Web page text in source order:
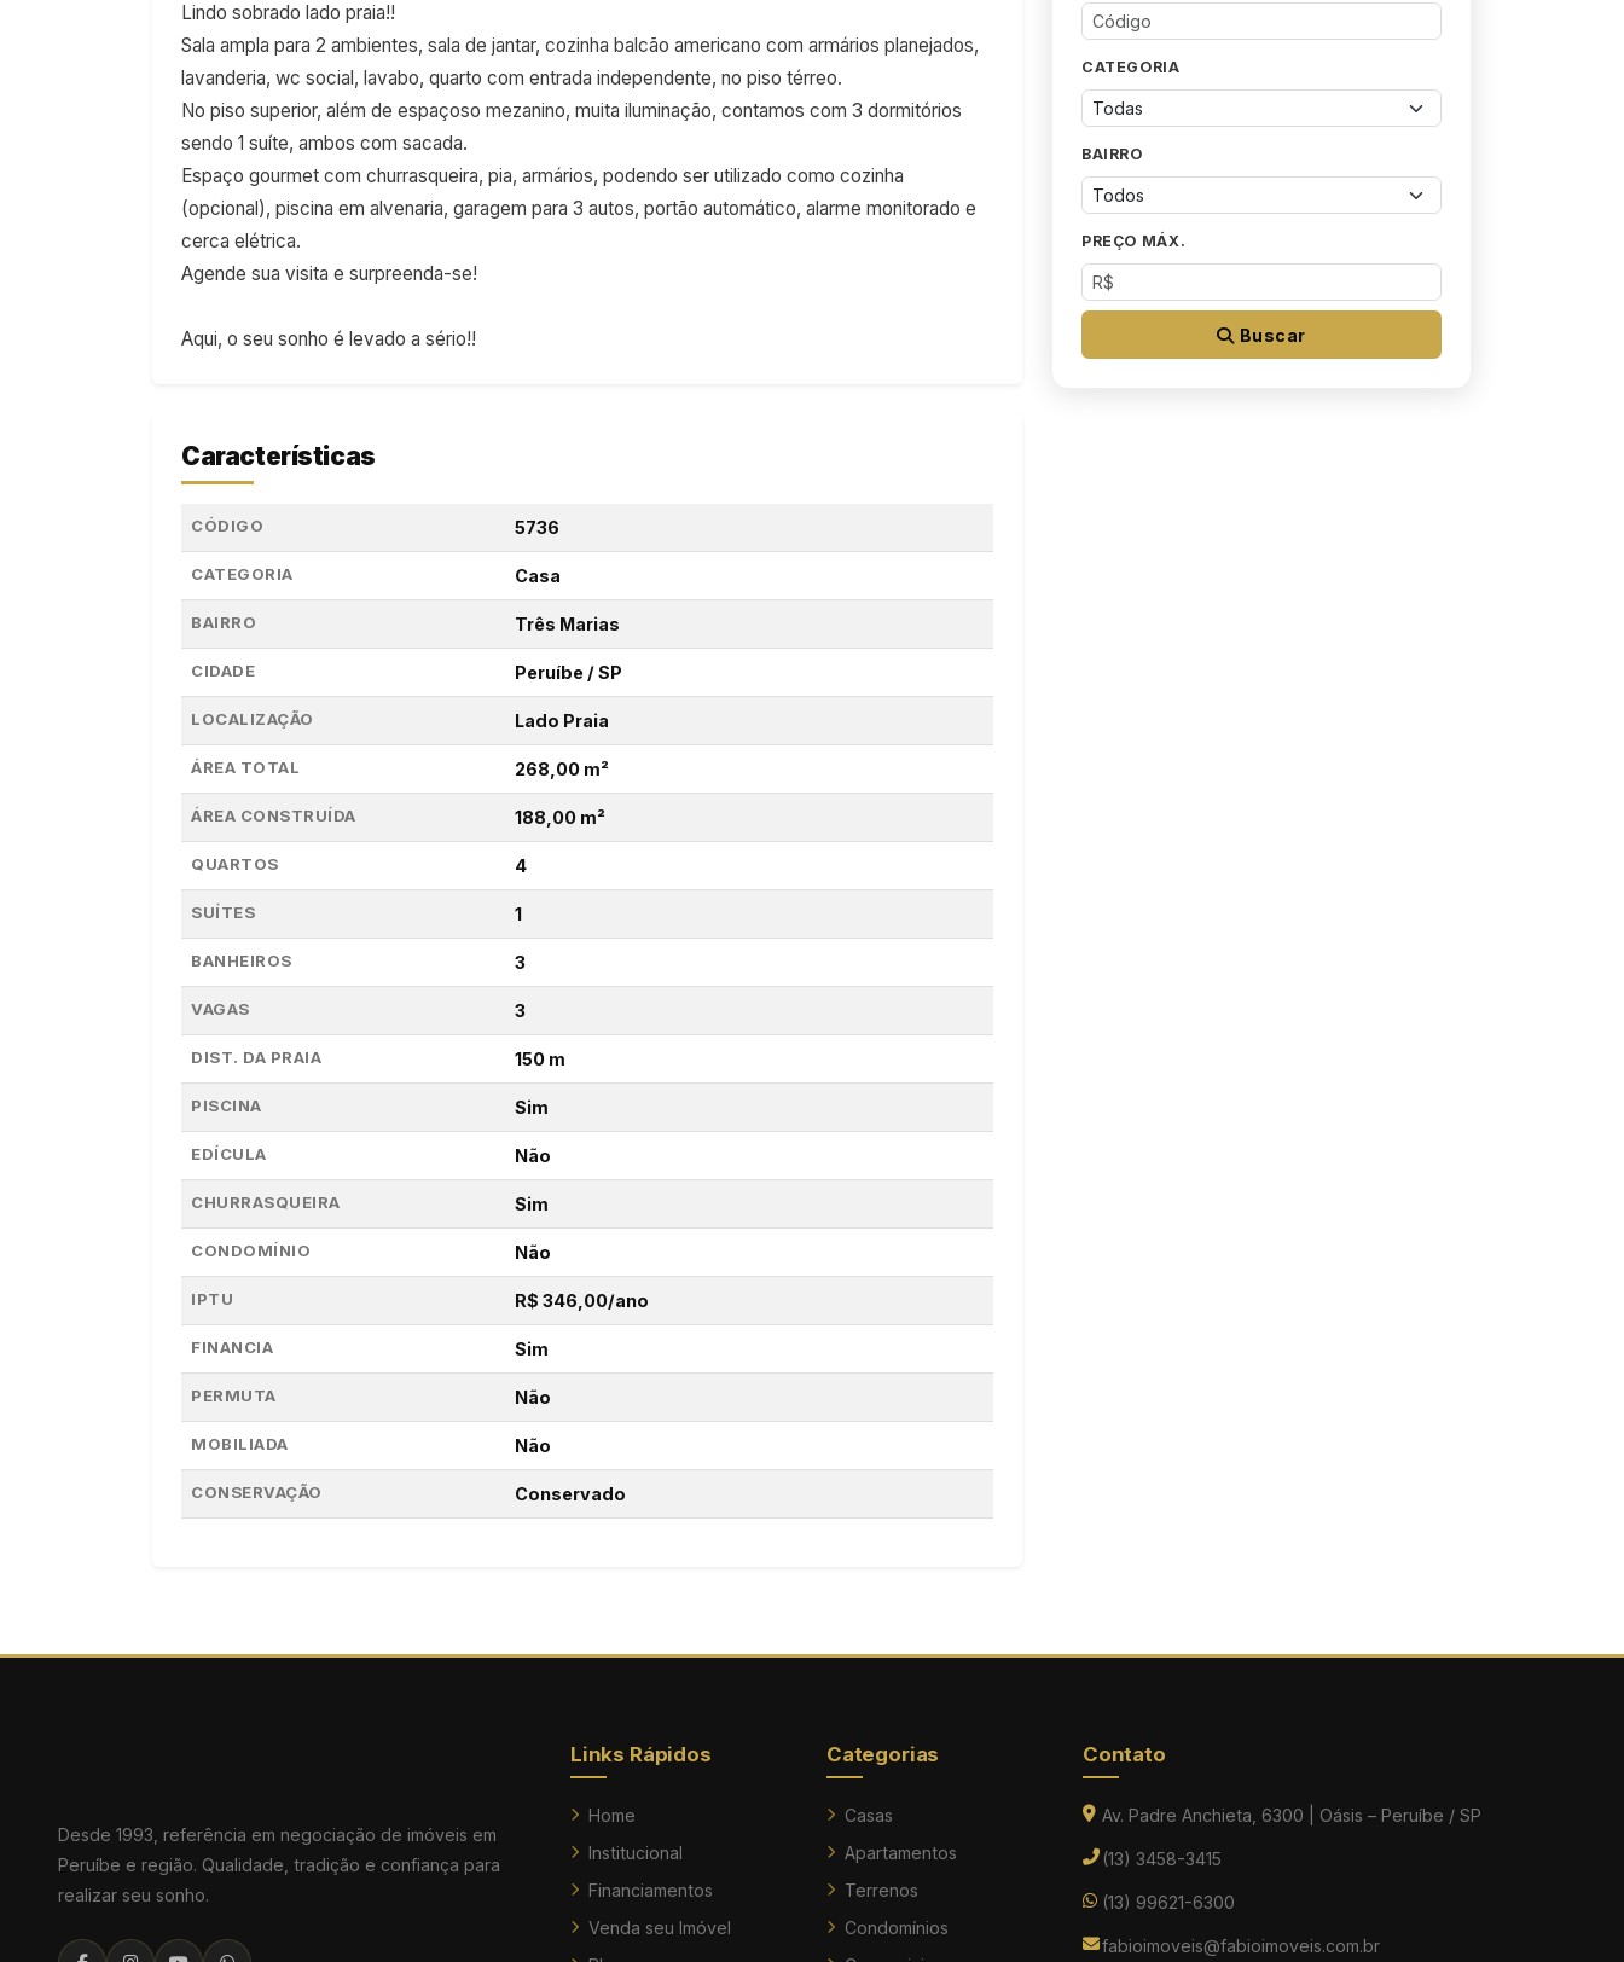
Lindo sobrado lado praia!!
Sala ampla para 2 ambientes, sala de jantar, cozinha balcão americano com armários planejados,
lavanderia, wc social, lavabo, quarto com entrada independente, no piso térreo.
No piso superior, além de espaçoso mezanino, muita iluminação, contamos com 3 dormitórios
sendo 1 suíte, ambos com sacada.
Espaço gourmet com churrasqueira, pia, armários, podendo ser utilizado como cozinha
(opcional), piscina em alvenaria, garagem para 3 autos, portão automático, alarme monitorado e
cerca elétrica.
Agende sua visita e surpreenda-se!
Aqui, o seu sonho é levado a sério!!
Características
CÓDIGO 5736
CATEGORIA Casa
BAIRRO Três Marias
CIDADE Peruíbe / SP
LOCALIZAÇÃO Lado Praia
ÁREA TOTAL 268,00 m²
ÁREA CONSTRUÍDA 188,00 m²
QUARTOS 4
SUÍTES 1
BANHEIROS 3
VAGAS 3
DIST. DA PRAIA 150 m
PISCINA Sim
EDÍCULA Não
CHURRASQUEIRA Sim
CONDOMÍNIO Não
IPTU R$ 346,00/ano
FINANCIA Sim
PERMUTA Não
MOBILIADA Não
CONSERVAÇÃO Conservado
CATEGORIA
BAIRRO
PREÇO MÁX.
Buscar
Desde 1993, referência em negociação de imóveis em
Peruíbe e região. Qualidade, tradição e confiança para
realizar seu sonho.
Links Rápidos
Home
Institucional
Financiamentos
Venda seu Imóvel
Categorias
Casas
Apartamentos
Terrenos
Condomínios
Contato
Av. Padre Anchieta, 6300 | Oásis – Peruíbe / SP
(13) 3458-3415
(13) 99621-6300
fabioimoveis@fabioimoveis.com.br